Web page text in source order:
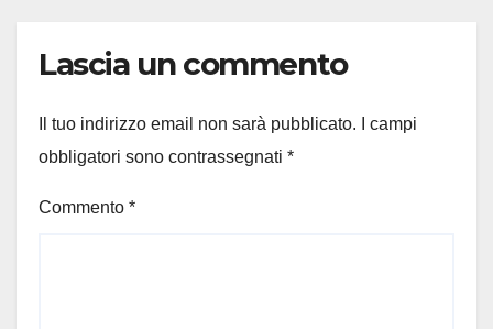
Lascia un commento
Il tuo indirizzo email non sarà pubblicato.
I campi
obbligatori sono contrassegnati *
Commento *